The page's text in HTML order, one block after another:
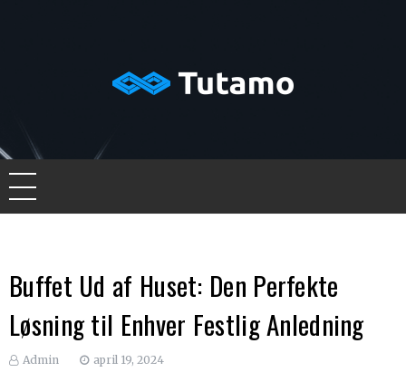
Buffet Ud af Huset: Den Perfekte
Løsning til Enhver Festlig Anledning
Admin april 19, 2024